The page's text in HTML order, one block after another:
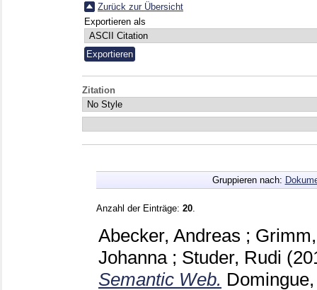
Zurück zur Übersicht
Exportieren als
Zitation
Gruppieren nach:
Anzahl der Einträge: 20
Abecker, Andreas ;
Johanna; Studer, Rudi
Semantic Web.